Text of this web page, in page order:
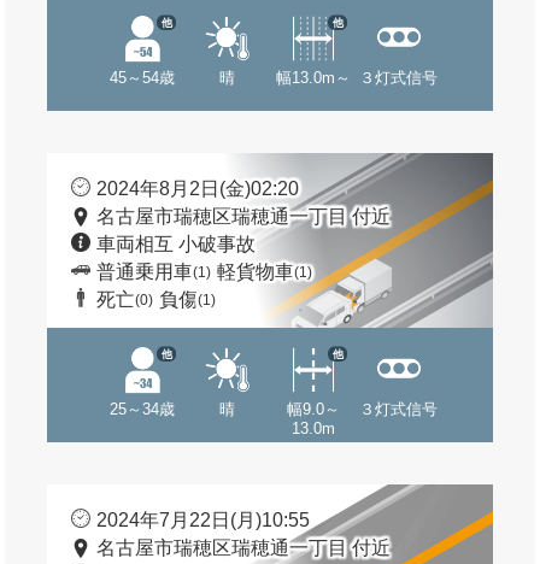
45～54歳
他
晴 幅13.0m～
他
３灯式信号
2024年8月2日(金)02:20
名古屋市瑞穂区瑞穂通一丁目 付近
車両相互 小破事故
普通乗用車(1) 軽貨物車(1)
死亡(0) 負傷(1)
25～34歳
他
晴
幅9.0～
13.0m
他
３灯式信号
2024年7月22日(月)10:55
名古屋市瑞穂区瑞穂通一丁目 付近